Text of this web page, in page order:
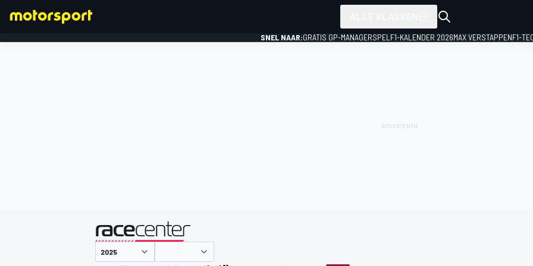
SNEL NAAR:GRATIS GP-MANAGERSPEL F1-KALENDER 2026MAX VERSTAPPENF1-
gepresenteerd door